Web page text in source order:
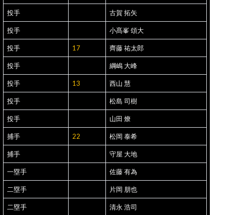
投手 古賀 拓矢
投手 小髙峯 頌大
投手 17 齊藤 祐太郎
投手 綱嶋 大峰
投手 13 西山 慧
投手 松島 司樹
投手 山田 燎
捕手 22 松岡 泰希
捕手 守屋 大地
一塁手 佐藤 有為
二塁手 片岡 朋也
二塁手 清永 浩司